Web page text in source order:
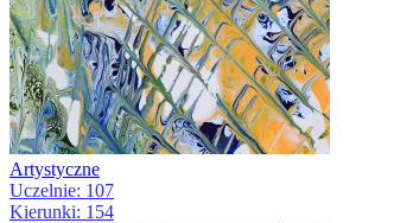
Artystyczne
Uczelnie: 107
Kierunki: 154